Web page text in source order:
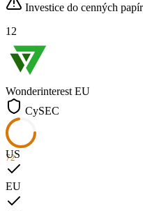
Investice do cenných
12
Wonderinterest EU
CySEC
72
US
EU